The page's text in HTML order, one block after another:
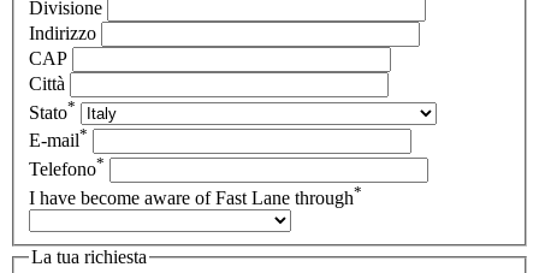
Divisione
Indirizzo
CAP
Città
Stato*
E-mail*
Telefono*
I have become aware of Fast Lane through*
La tua richiesta